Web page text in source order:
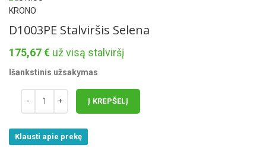
D1003PE Stalviršis Selena
175,67€ už visą stalviršį
Išankstinis užsakymas
Į KREPŠELĮ
Klausti apie prekę